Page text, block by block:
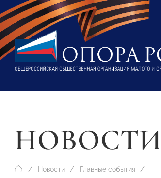
НОВОСТИ
Новости Главные события